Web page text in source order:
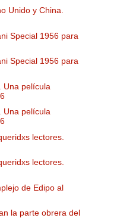
Unido y China.
Special 1956 para
Special 1956 para
Una película
Una película
lectores.
lectores.
de Edipo al
la parte obrera del